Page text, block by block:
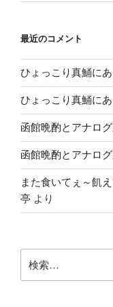
最近のコメント
ひょっこり真鯒にあ
ひょっこり真鯒にあ
函館晩酌とアナロ
函館晩酌とアナロ
また食いてぇ～飢
亭 より
索: